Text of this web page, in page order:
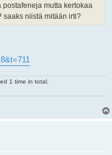
mutta kertokaa
saaks niistä mitään irti?
1 time in total.